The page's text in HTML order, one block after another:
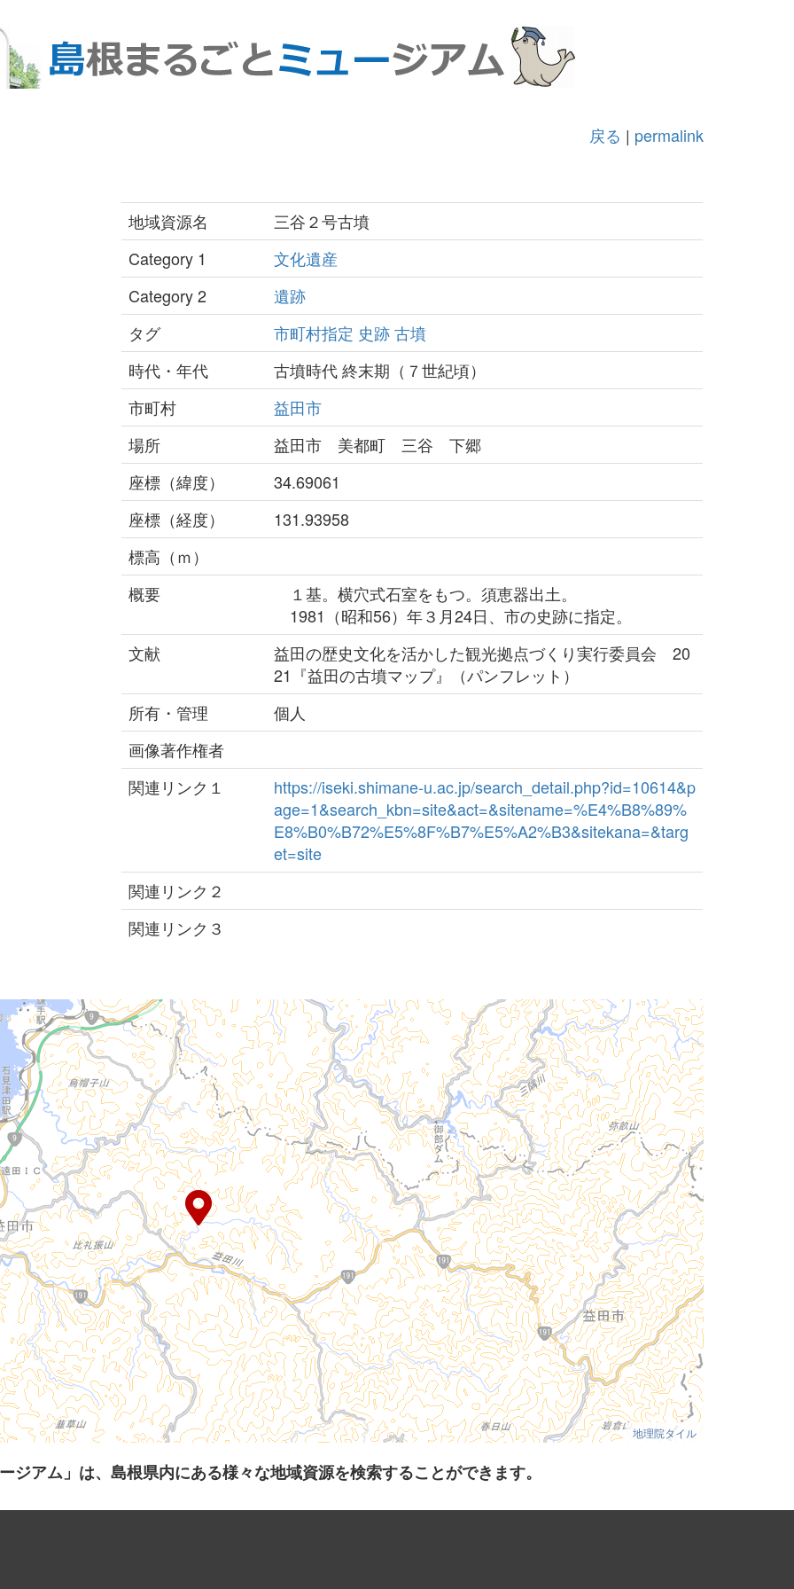
戻る | permalink
地域資源名
三谷２号古墳
Category 1
文化遺産
Category 2
遺跡
タグ
市町村指定 史跡 古墳
時代・年代
古墳時代 終末期（７世紀頃）
市町村
益田市
場所
益田市 美都町 三谷 下郷
座標（緯度）
34.69061
座標（経度）
131.93958
標高（ｍ）
概要
１基。横穴式石室をもつ。須恵器出土。
1981（昭和56）年３月24日、市の史跡に指定。
文献
益田の歴史文化を活かした観光拠点づくり実行委員会 20
21『益田の古墳マップ』（パンフレット）
所有・管理
個人
画像著作権者
関連リンク１
https://iseki.shimane-u.ac.jp/search_detail.php?id=10614&p
age=1&search_kbn=site&act=&sitename=%E4%B8%89%
E8%B0%B72%E5%8F%B7%E5%A2%B3&sitekana=&targ
et=site
関連リンク２
関連リンク３
地理院タイル
ジアム」は、島根県内にある様々な地域資源を検索することができます。